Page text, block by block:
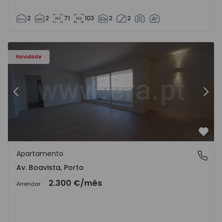
2 2 71 103 2 2
Novidade
Apartamento T3 Porto, Av. Boavista - 1575472 - 5
Anterior
Av. Boavista, Porto
Apartamento
Av. Boavista, Porto
Arrendar 2.300 €/mês